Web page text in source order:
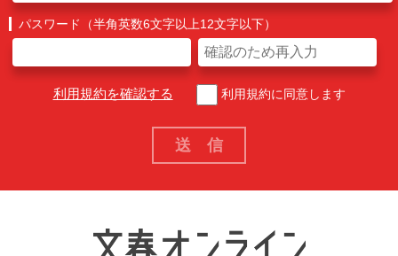
パスワード（半角英数6文字以上12文字以下）
利用規約を確認する 利用規約に同意します